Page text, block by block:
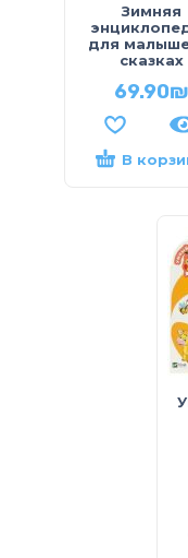
Зимняя
для
сказках
69.90₪
В